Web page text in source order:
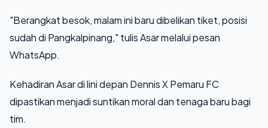
"Berangkat besok, malam ini baru dibelikan tiket, posisi
sudah di Pangkalpinang," tulis Asar melalui pesan
WhatsApp.
Kehadiran Asar di lini depan Dennis X Pemaru FC
dipastikan menjadi suntikan moral dan tenaga baru bagi
tim.